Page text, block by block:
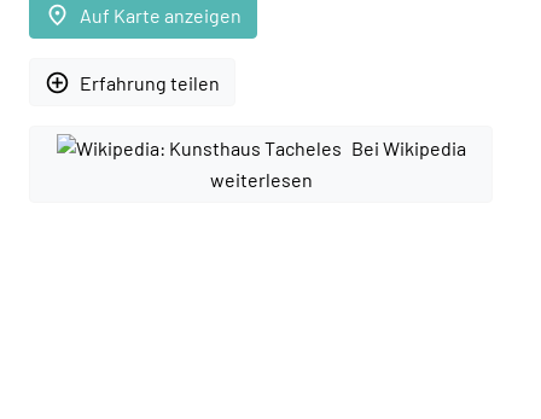
place Auf Karte anzeigen
add_circle_outline Erfahrung teilen
Bei Wikipedia
weiterlesen